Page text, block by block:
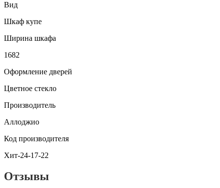
Вид
Шкаф купе
Ширина шкафа
1682
Оформление дверей
Цветное стекло
Производитель
Аллоджио
Код производителя
Хит-24-17-22
Отзывы